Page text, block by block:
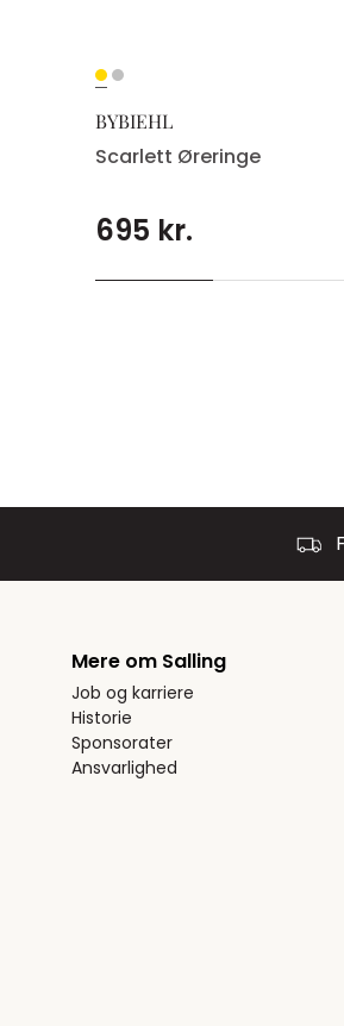
BYBIEHL
Scarlett Øreringe
695 kr.
Mere om Salling
Job og karriere
Historie
Sponsorater
Ansvarlighed